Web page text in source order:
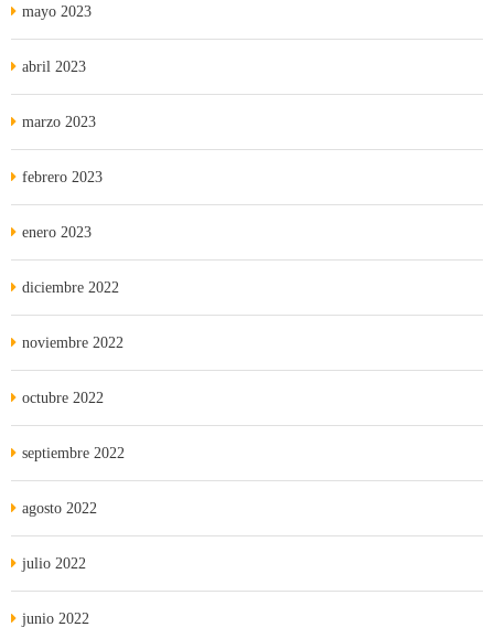
mayo 2023
abril 2023
marzo 2023
febrero 2023
enero 2023
diciembre 2022
noviembre 2022
octubre 2022
septiembre 2022
agosto 2022
julio 2022
junio 2022